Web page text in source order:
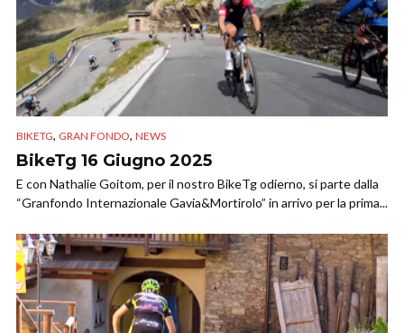
BIKETG, GRAN FONDO, NEWS
BikeTg 16 Giugno 2025
E con Nathalie Goitom, per il nostro BikeTg odierno, si parte dalla
“Granfondo Internazionale Gavia&Mortirolo” in arrivo per la prima...